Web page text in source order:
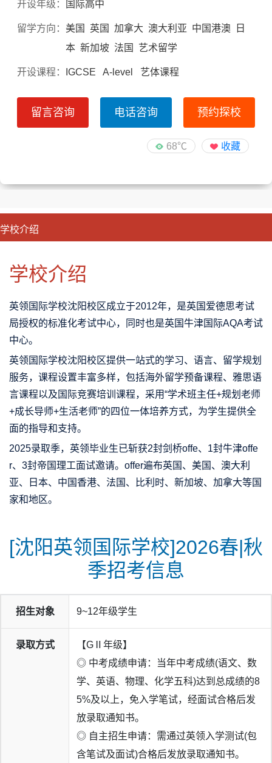
开设年级： 国际高中
留学方向： 美国 英国 加拿大 澳大利亚 中国港澳 日
本 新加坡 法国 艺术留学
开设课程： IGCSE A-level 艺体课程
留言咨询 电话咨询 预约探校
68℃ 收藏
学校介绍
学校介绍
英领国际学校沈阳校区成立于2012年，是英国爱德思考试
局授权的标准化考试中心，同时也是英国牛津国际AQA考试
中心。
英领国际学校沈阳校区提供一站式的学习、语言、留学规划
服务，课程设置丰富多样，包括海外留学预备课程、雅思语
言课程以及国际竞赛培训课程，采用“学术班主任+规划老师
+成长导师+生活老师”的四位一体培养方式，为学生提供全
面的指导和支持。
2025录取季，英领毕业生已斩获2封剑桥offe、1封牛津offe
r、3封帝国理工面试邀请。offer遍布英国、美国、澳大利
亚、日本、中国香港、法国、比利时、新加坡、加拿大等国
家和地区。
2025年世界名校录取季英领国际学校凭借
再次领跑东北
也是东北地区
唯一一所
[沈阳英领国际学校]2026春|秋
季招考信息
招生对象 9~12年级学生
录取方式
【GⅡ年级】
◎ 中考成绩申请：当年中考成绩(语文、数
学、英语、物理、化学五科)达到总成绩的8
5%及以上，免入学笔试，经面试合格后发
放录取通知书。
◎ 自主招生申请：需通过英领入学测试(包
含笔试及面试)合格后发放录取通知书。